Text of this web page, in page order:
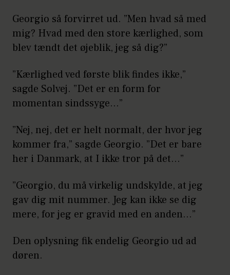
Georgio så forvirret ud. ”Men hvad så med
mig? Hvad med den store kærlighed, som
blev tændt det øjeblik, jeg så dig?”
”Kærlighed ved første blik findes ikke,”
sagde Solvej. ”Det er en form for
momentan sindssyge…”
”Nej, nej, det er helt normalt, der hvor jeg
kommer fra,” sagde Georgio. ”Det er bare
her i Danmark, at I ikke tror på det…”
”Georgio, du må virkelig undskylde, at jeg
gav dig mit nummer. Jeg kan ikke se dig
mere, for jeg er gravid med en anden…”
Den oplysning fik endelig Georgio ud ad
døren.